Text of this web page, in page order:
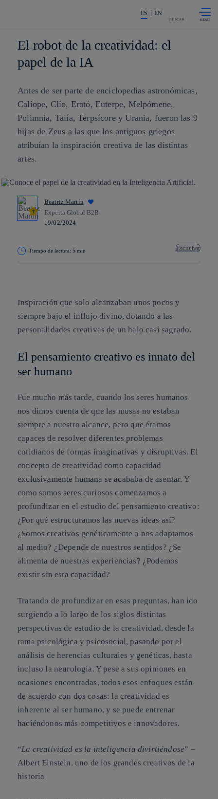
La acción en accionistas e
ES EN
BUSCAR
El robot de la creatividad: el
papel de la IA
Antes de ser parte de enciclopedias astronómicas,
Calíope, Clío, Erató, Euterpe, Melpómene,
Polimnia, Talía, Terpsícore y Urania, fueron las 9
hijas de Zeus a las que los antiguos griegos
atribuían la inspiración creativa de las distintas
artes.
Beatriz Martín
Experta Global B2B
19/02/2024
Tiempo de lectura: 5 min Escuchar
Inspiración que solo alcanzaban unos pocos y
siempre bajo el influjo divino, dotando a las
personalidades creativas de un halo casi sagrado.
El pensamiento creativo es innato del
ser humano
Fue mucho más tarde, cuando los seres humanos
nos dimos cuenta de que las musas no estaban
siempre a nuestro alcance, pero que éramos
capaces de resolver diferentes problemas
cotidianos de formas imaginativas y disruptivas. El
concepto de creatividad como capacidad
exclusivamente humana se acababa de asentar. Y
como somos seres curiosos comenzamos a
profundizar en el estudio del pensamiento creativo:
¿Por qué estructuramos las nuevas ideas así?
¿Somos creativos genéticamente o nos adaptamos
al medio? ¿Depende de nuestros sentidos? ¿Se
alimenta de nuestras experiencias? ¿Podemos
existir sin esta capacidad?
Tratando de profundizar en esas preguntas, han ido
surgiendo a lo largo de los siglos distintas
perspectivas de estudio de la creatividad, desde la
rama psicológica y psicosocial, pasando por el
análisis de herencias culturales y genéticas, hasta
incluso la neurología. Y pese a sus opiniones en
ocasiones encontradas, todos esos enfoques están
de acuerdo con dos cosas:la creatividad es
inherente al ser humano, y se puede entrenar
haciéndonos más competitivos e innovadores.
“La creatividad es la inteligencia divirtiéndose” –
Albert Einstein, uno de los grandes creativos de la
historia